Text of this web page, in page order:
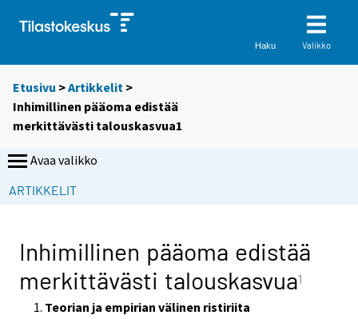
Haku Valikko
Etusivu >Artikkelit >
Inhimillinen pääoma edistää
merkittävästi talouskasvua1
Avaa valikko
ARTIKKELIT
Inhimillinen pääoma edistää
merkittävästi talouskasvua1
Teorian ja empirian välinen ristiriita